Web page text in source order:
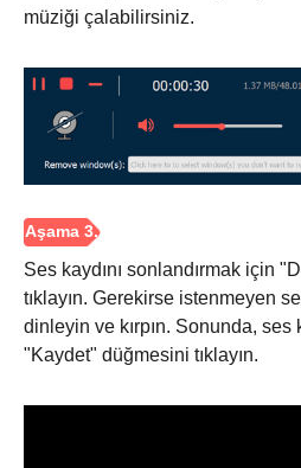
müziği çalabilirsiniz.
Ses kaydını sonlandırmak için
tıklayın. Gerekirse istenmeyen
dinleyin ve kırpın. Sonunda, ses
"Kaydet" düğmesini tıklayın.